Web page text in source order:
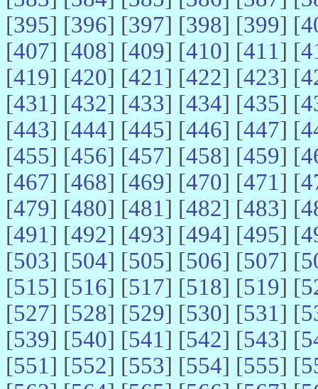
[395] [396] [397] [398] [399] [
[407] [408] [409] [410] [411] [
[419] [420] [421] [422] [423] [
[431] [432] [433] [434] [435] [
[443] [444] [445] [446] [447] [
[455] [456] [457] [458] [459] [
[467] [468] [469] [470] [471] [
[479] [480] [481] [482] [483] [
[491] [492] [493] [494] [495] [
[503] [504] [505] [506] [507] [
[515] [516] [517] [518] [519] [
[527] [528] [529] [530] [531] [
[539] [540] [541] [542] [543] [
[551] [552] [553] [554] [555] [